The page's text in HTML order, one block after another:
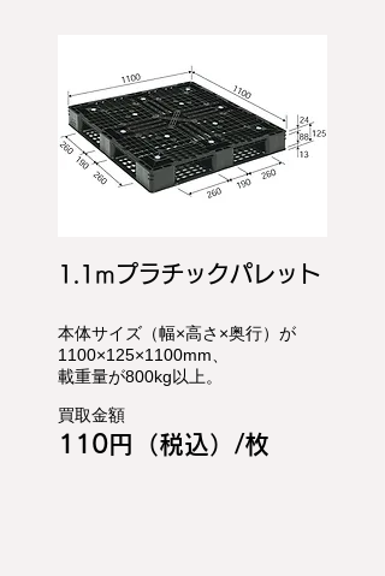
1.1mプラチックパレット
本体サイズ（幅×高さ×奥行）が
1100×125×1100mm、
載重量が800kg以上。
買取金額
110円（税込）/枚